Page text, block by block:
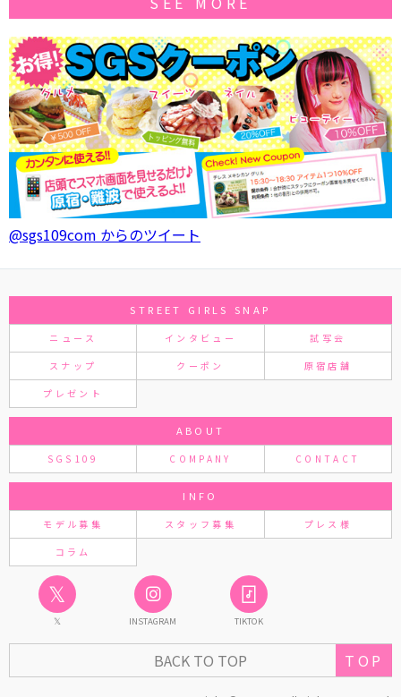
@sgs109com からのツイート
STREET GIRLS SNAP
ニュース インタビュー 試写会
スナップ クーポン 原宿店舗
プレゼント
ABOUT
SGS109 COMPANY CONTACT
INFO
モデル募集 スタッフ募集 プレス様
コラム
𝕏
𝕏 INSTAGRAM TIKTOK
BACK TO TOP TOP